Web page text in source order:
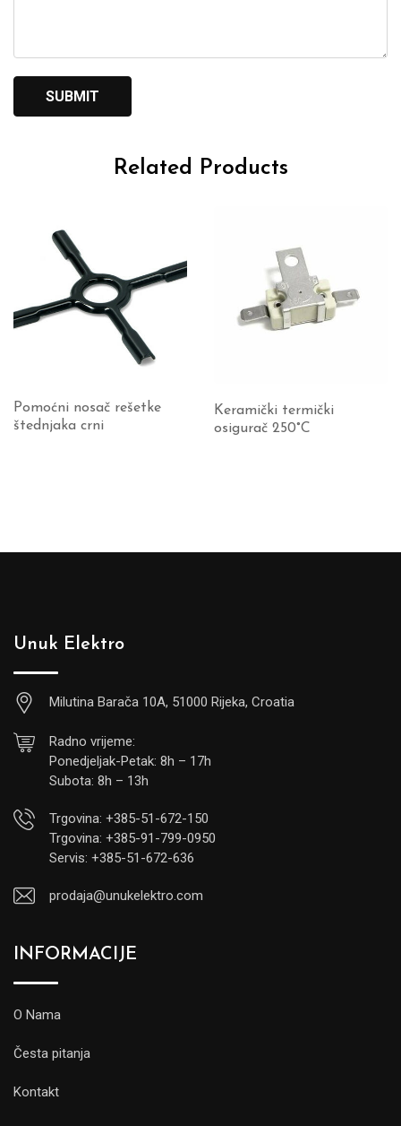
Related Products
Pomoćni nosač rešetke
štednjaka crni
Keramički termički
osigurač 250°C
Unuk Elektro
Milutina Barača 10A, 51000 Rijeka, Croatia
Radno vrijeme:
Ponedjeljak-Petak: 8h – 17h
Subota: 8h – 13h
Trgovina: +385-51-672-150
Trgovina: +385-91-799-0950
Servis: +385-51-672-636
prodaja@unukelektro.com
INFORMACIJE
O Nama
Česta pitanja
Kontakt